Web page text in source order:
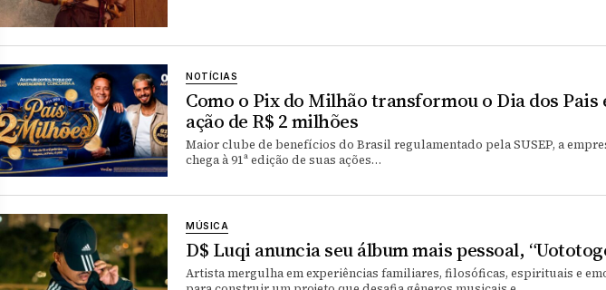
NOTÍCIAS
Como o Pix do Milhão transformou o Dia dos Pais
ação de R$ 2 milhões
Maior clube de benefícios do Brasil regulamentado pela SUSEP, a
chega à 91ª edição de suas ações…
MÚSICA
D$ Luqi anuncia seu álbum mais pessoal,
Artista mergulha em experiências familiares, filosóficas, espirituais e